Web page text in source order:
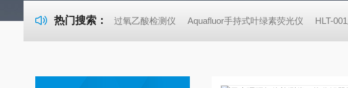
热门搜索： 过氧乙酸检测仪 Aquafluor手持式叶绿素荧光仪 HLT-